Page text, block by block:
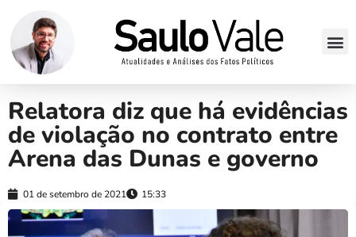
Relatora diz que há evidências
de violação no contrato entre
Arena das Dunas e governo
01 de setembro de 2021 15:33